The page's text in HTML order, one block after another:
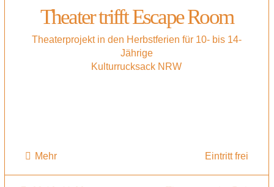
Theater trifft Escape Room
Theaterprojekt in den Herbstferien für 10- bis 14-
Jährige
Kulturrucksack NRW
Mehr Eintritt frei